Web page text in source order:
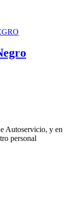
Autoservicio, y en
personal